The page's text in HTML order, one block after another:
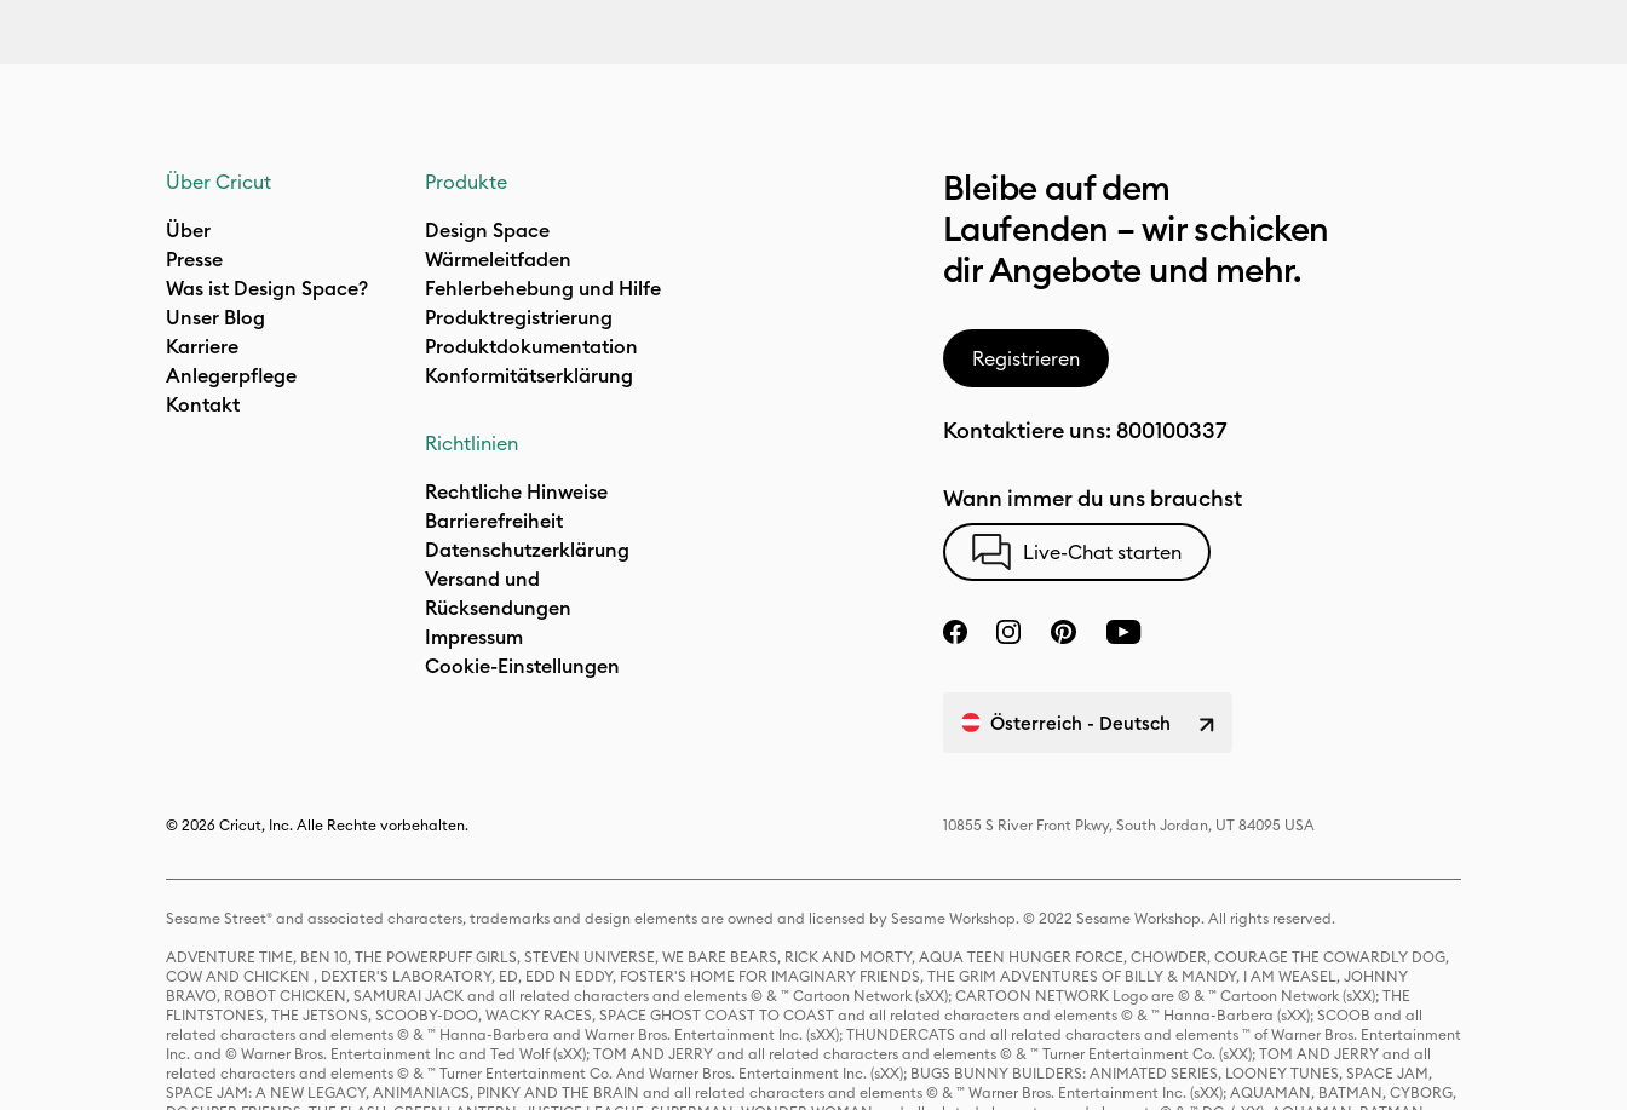
Über Cricut
Über
Presse
Was ist Design Space?
Unser Blog
Karriere
Anlegerpflege
Kontakt
Produkte
Design Space
Wärmeleitfaden
Fehlerbehebung und Hilfe
Produktregistrierung
Produktdokumentation
Konformitätserklärung
Richtlinien
Rechtliche Hinweise
Barrierefreiheit
Datenschutzerklärung
Versand und
Rücksendungen
Impressum
Cookie-Einstellungen
Bleibe auf dem
Laufenden – wir schicken
dir Angebote und mehr.
Registrieren
Kontaktiere uns: 800100337
Wann immer du uns brauchst
Live-Chat starten
Österreich - Deutsch
© 2026 Cricut, Inc. Alle Rechte vorbehalten. 10855 S River Front Pkwy, South Jordan, UT 84095 USA
Sesame Street® and associated characters, trademarks and design elements are owned and licensed by Sesame Workshop. © 2022 Sesame Workshop. All rights reserved.
ADVENTURE TIME, BEN 10, THE POWERPUFF GIRLS, STEVEN UNIVERSE, WE BARE BEARS, RICK AND MORTY, AQUA TEEN HUNGER FORCE, CHOWDER, COURAGE THE COWARDLY DOG,
COW AND CHICKEN , DEXTER'S LABORATORY, ED, EDD N EDDY, FOSTER'S HOME FOR IMAGINARY FRIENDS, THE GRIM ADVENTURES OF BILLY & MANDY, I AM WEASEL, JOHNNY
BRAVO, ROBOT CHICKEN, SAMURAI JACK and all related characters and elements © & ™ Cartoon Network (sXX); CARTOON NETWORK Logo are © & ™ Cartoon Network (sXX); THE
FLINTSTONES, THE JETSONS, SCOOBY-DOO, WACKY RACES, SPACE GHOST COAST TO COAST and all related characters and elements © & ™ Hanna-Barbera (sXX); SCOOB and all
related characters and elements © & ™ Hanna-Barbera and Warner Bros. Entertainment Inc. (sXX); THUNDERCATS and all related characters and elements ™ of Warner Bros. Entertainment
Inc. and © Warner Bros. Entertainment Inc and Ted Wolf (sXX); TOM AND JERRY and all related characters and elements © & ™ Turner Entertainment Co. (sXX); TOM AND JERRY and all
related characters and elements © & ™ Turner Entertainment Co. And Warner Bros. Entertainment Inc. (sXX); BUGS BUNNY BUILDERS: ANIMATED SERIES, LOONEY TUNES, SPACE JAM,
SPACE JAM: A NEW LEGACY, ANIMANIACS, PINKY AND THE BRAIN and all related characters and elements © & ™ Warner Bros. Entertainment Inc. (sXX); AQUAMAN, BATMAN, CYBORG,